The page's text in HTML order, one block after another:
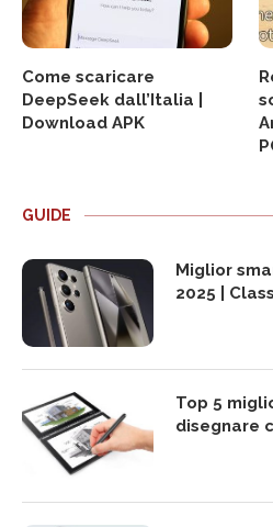
Come scaricare
DeepSeek dall’Italia |
Download APK
GUIDE
Miglior
2025 |
Top 5
disegnare